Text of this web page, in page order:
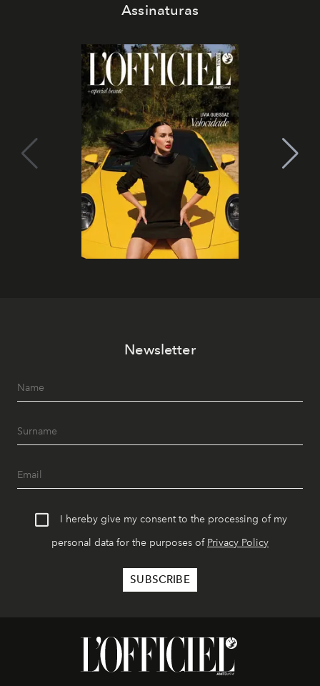
Assinaturas
Newsletter
I hereby give my consent to the processing of my
personal data for the purposes of Privacy Policy